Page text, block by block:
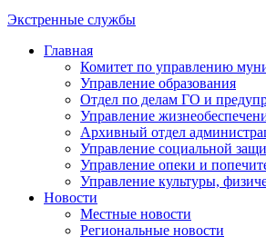
Экстренные службы
Главная
Комитет по управлению
Управление образования
Отдел по делам ГО и
Управление
Архивный отдел
Управление социальной
Управление опеки и
Управление культуры,
Новости
Местные новости
Региональные новости